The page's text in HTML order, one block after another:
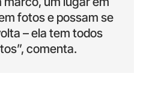
fotos e possam se
– ela tem todos
comenta.